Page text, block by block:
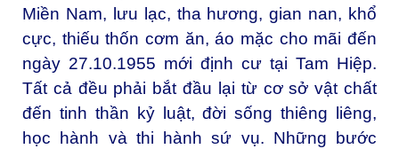
Miền Nam, lưu lạc, tha hương, gian nan, khổ
cực, thiếu thốn cơm ăn, áo mặc cho mãi đến
ngày 27.10.1955 mới định cư tại Tam Hiệp.
Tất cả đều phải bắt đầu lại từ cơ sở vật chất
đến tinh thần kỷ luật, đời sống thiêng liêng,
học hành và thi hành sứ vụ. Những bước